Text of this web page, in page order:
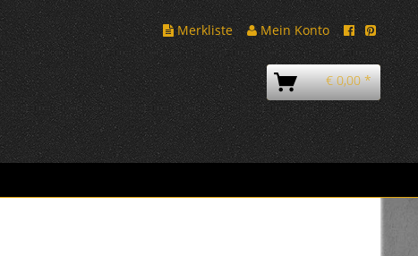
Merkliste
Mein Konto
€ 0,00 *